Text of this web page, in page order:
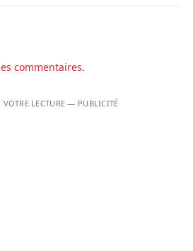
commentaires.
VOTRE LECTURE — PUBLICITÉ